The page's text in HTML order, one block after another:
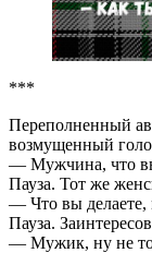
***
Переполненный
возмущенный
— Мужчина, что
Пауза. Тот же
— Что вы делаете,
Пауза.
— Мужик, ну не